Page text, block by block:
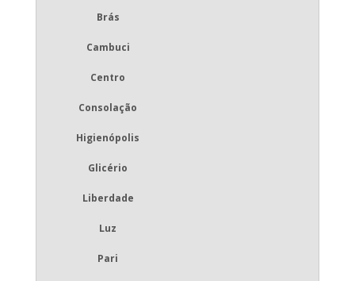
Brás
Cambuci
Centro
Consolação
Higienópolis
Glicério
Liberdade
Luz
Pari